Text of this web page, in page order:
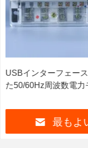
USBインターフェー
た50/60Hz周波数電力
最もよ